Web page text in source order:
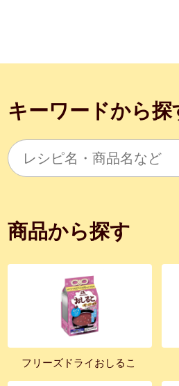
キーワードから探
商品から探す
フリーズドライおしるこ